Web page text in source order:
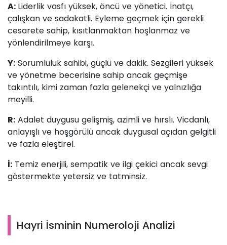
A: Liderlik vasfı yüksek, öncü ve yönetici. İnatçı,
çalışkan ve sadakatli. Eyleme geçmek için gerekli
cesarete sahip, kısıtlanmaktan hoşlanmaz ve
yönlendirilmeye karşı.
Y: Sorumluluk sahibi, güçlü ve dakik. Sezgileri yüksek
ve yönetme becerisine sahip ancak geçmişe
takıntılı, kimi zaman fazla gelenekçi ve yalnızlığa
meyilli.
R: Adalet duygusu gelişmiş, azimli ve hırslı. Vicdanlı,
anlayışlı ve hoşgörülü ancak duygusal açıdan gelgitli
ve fazla eleştirel.
İ: Temiz enerjili, sempatik ve ilgi çekici ancak sevgi
göstermekte yetersiz ve tatminsiz.
Hayri İsminin Numeroloji Analizi